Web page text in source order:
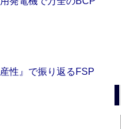
性』で振り返るFSP